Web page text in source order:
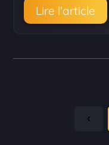
Lire l'article